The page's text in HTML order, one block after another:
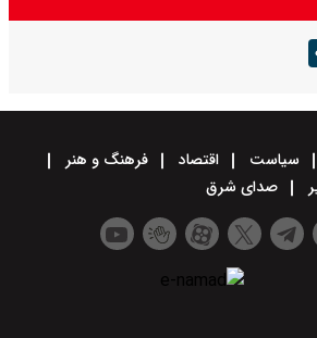
سیاست اقتصاد
فرهنگ و هنر
صدای شرق